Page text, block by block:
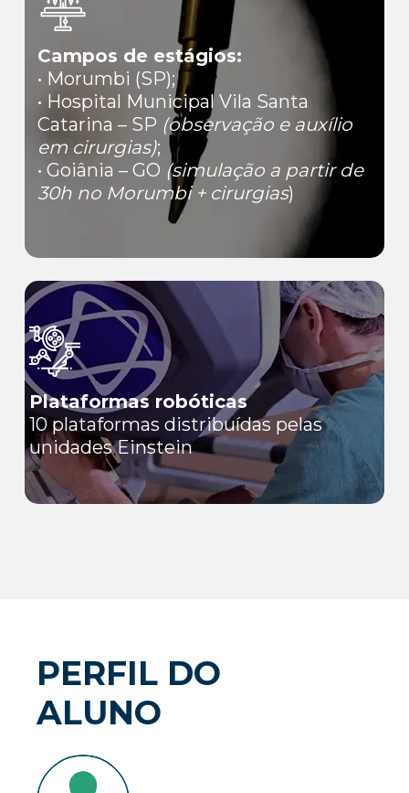
Campos de estágios:
• Morumbi (SP);
• Hospital Municipal Vila Santa
Catarina – SP (observação e auxílio
em cirurgias);
• Goiânia – GO (simulação a partir de
30h no Morumbi + cirurgias)
Plataformas robóticas
10 plataformas distribuídas pelas
unidades Einstein
PERFIL DO
ALUNO